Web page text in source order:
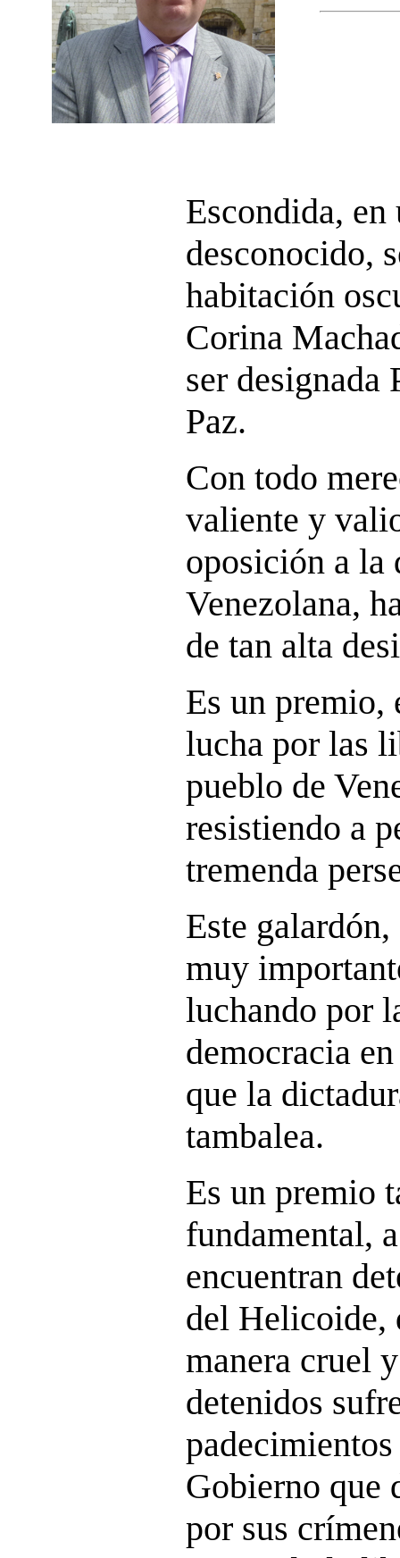
Escondida, en
desconocido,
habitación
Corina
ser designada
Paz.
Con todo
valiente y
oposición a la
Venezolana,
de tan alta
Es un premio,
lucha por las
pueblo de
resistiendo a
tremenda
Este
muy
luchando por
democracia
que la
tambalea.
Es un premio
fundamental,
encuentran
del Helicoide,
manera cruel
detenidos
Gobierno que
por sus